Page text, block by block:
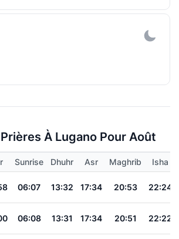
À Lugano Pour Août
Sunrise Dhuhr Asr Maghrib
Isha
06:07 13:32 17:34 20:53 22:24
06:08 13:31 17:34 20:51 22:22